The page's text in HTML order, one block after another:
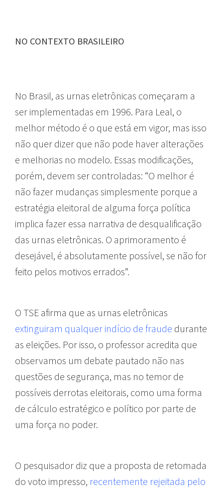
NO CONTEXTO BRASILEIRO
No Brasil, as urnas eletrônicas começaram a
ser implementadas em 1996. Para Leal, o
melhor método é o que está em vigor, mas isso
não quer dizer que não pode haver alterações
e melhorias no modelo. Essas modificações,
porém, devem ser controladas: “O melhor é
não fazer mudanças simplesmente porque a
estratégia eleitoral de alguma força política
implica fazer essa narrativa de desqualificação
das urnas eletrônicas. O aprimoramento é
desejável, é absolutamente possível, se não for
feito pelos motivos errados”.
O TSE afirma que as urnas eletrônicas
extinguiram qualquer indício de fraude durante
as eleições. Por isso, o professor acredita que
observamos um debate pautado não nas
questões de segurança, mas no temor de
possíveis derrotas eleitorais, como uma forma
de cálculo estratégico e político por parte de
uma força no poder.
O pesquisador diz que a proposta de retomada
do voto impresso, recentemente rejeitada pelo